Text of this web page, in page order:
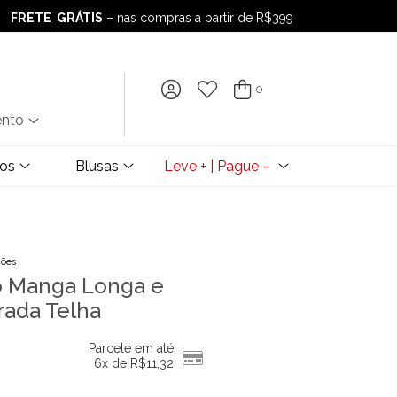
FRETE GRÁTIS – nas compras a partir de R$399
FRETE GRÁTIS– nas compras a partir de R$399
0
Blusas Leve + | Pague –
Longa e
Telha
Parcele em até
6x de R$11,32